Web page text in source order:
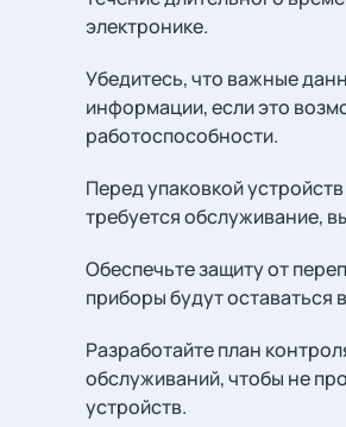
электронике.
Убедитесь, что важные
информации, если это
работоспособности.
Перед упаковкой
требуется обслуживание,
Обеспечьте защиту от
приборы будут оставаться
Разработайте план
обслуживаний, чтобы не
устройств.